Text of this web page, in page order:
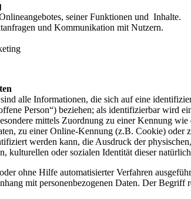
seiner Funktionen und Inhalte.
und Kommunikation mit Nutzern.
sind alle Informationen, die sich auf eine
Person“) beziehen; als identifizierbar wird
mittels Zuordnung zu einer Kennung wie
zu einer Online-Kennung (z.B. Cookie) oder
werden kann, die Ausdruck der
kulturellen oder sozialen Identität dieser
ohne Hilfe automatisierter Verfahren
mit personenbezogenen Daten. Der Begriff